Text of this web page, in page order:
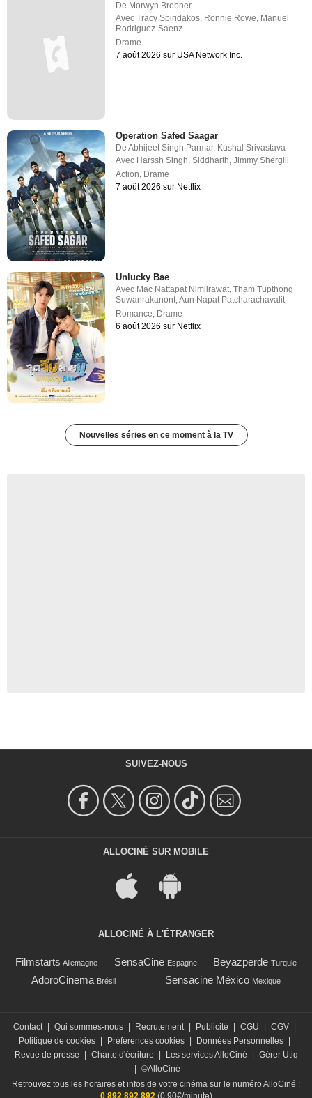
De Morwyn Brebner
AvecTracy Spiridakos, Ronnie Rowe, Manuel
Rodriguez-Saenz
Drame
7 août 2026 sur USA Network Inc.
Operation Safed Saagar
DeAbhijeet Singh Parmar, Kushal Srivastava
Avec Harssh Singh ,Siddharth ,Jimmy Shergill
Action Drame
7 août 2026 sur Netflix
Unlucky Bae
Avec Mac Nattapat Nimjirawat,Tham Tupthong
Suwanrakanont,Aun Napat Patcharachavalit
Romance, Drame
6 août 2026 sur Netflix
Nouvelles séries en ce moment à la TV
SUIVEZ-NOUS
ALLOCINÉ SUR MOBILE
ALLOCINÉ À L'ÉTRANGER
Filmstarts Allemagne SensaCine Espagne Beyazperde Turquie
AdoroCinema Brésil Sensacine México Mexique
Contact Qui sommes-nous Recrutement Publicité CGU CGV
Politique de cookies
Préférences cookies Données Personnelles
Revue de presse
Charte d'écriture Les services AlloCiné
Gérer Utiq
©AlloCiné
Retrouvez tous les horaires et infos de votre cinéma sur le numéro AlloCiné :